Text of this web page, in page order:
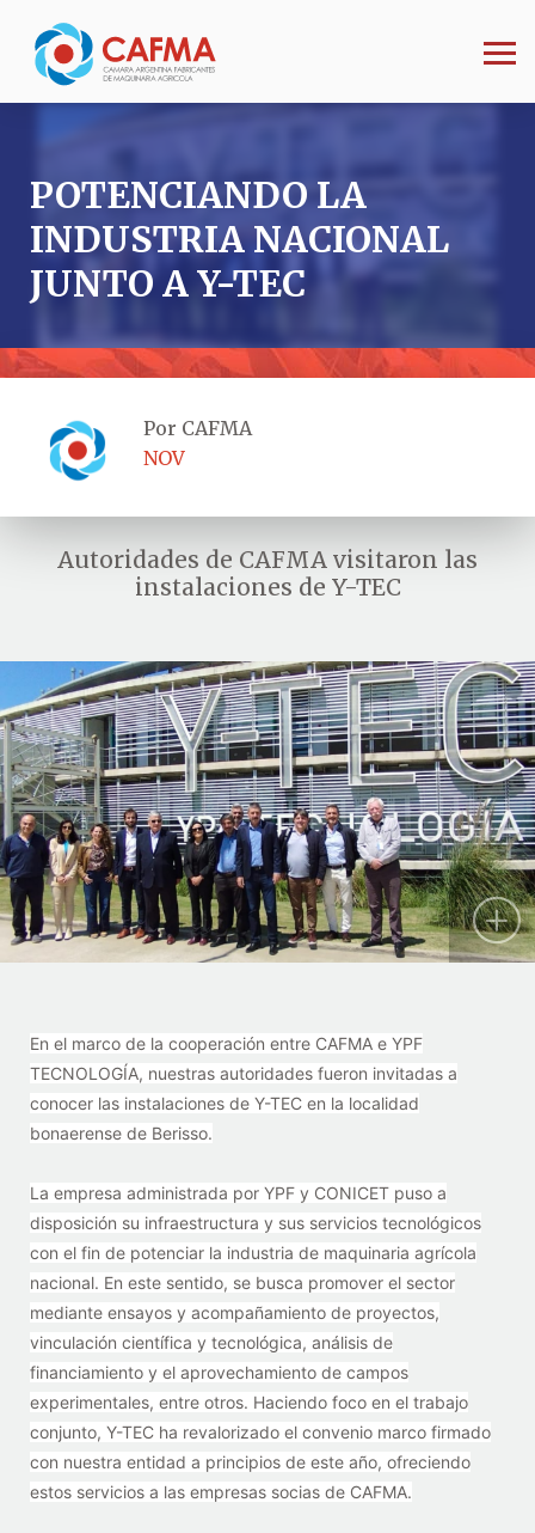
POTENCIANDO LA
INDUSTRIA NACIONAL
JUNTO A Y-TEC
Por CAFMA
NOV
Autoridades de CAFMA visitaron las
instalaciones de Y-TEC
En el marco de la cooperación entre CAFMA e YPF
TECNOLOGÍA, nuestras autoridades fueron invitadas a
conocer las instalaciones de Y-TEC en la localidad
bonaerense de Berisso.
La empresa administrada por YPF y CONICET puso a
disposición su infraestructura y sus servicios tecnológicos
con el fin de potenciar la industria de maquinaria agrícola
nacional. En este sentido, se busca promover el sector
mediante ensayos y acompañamiento de proyectos,
vinculación científica y tecnológica, análisis de
financiamiento y el aprovechamiento de campos
experimentales, entre otros. Haciendo foco en el trabajo
conjunto, Y-TEC ha revalorizado el convenio marco firmado
con nuestra entidad a principios de este año, ofreciendo
estos servicios a las empresas socias de CAFMA.